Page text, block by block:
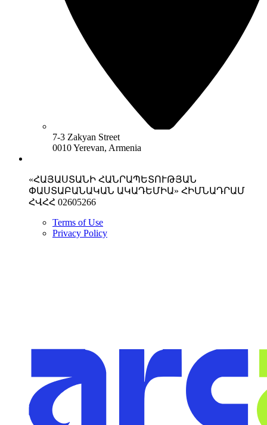
7-3 Zakyan Street
0010 Yerevan, Armenia
«ՀԱՅԱՍՏԱՆԻ ՀԱՆՐԱՊԵՏՈՒԹՅԱՆ
ՓԱՍՏԱԲԱՆԱԿԱՆ ԱԿԱԴԵՄԻԱ» ՀԻՄՆԱԴՐԱՄ
ՀՎՀՀ 02605266
Terms of Use
Privacy Policy